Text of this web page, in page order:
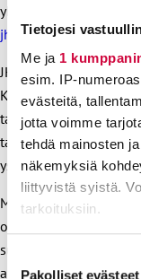
Tietojesi
Me ja 1
esim. IP-
evästeitä,
jotta voimme
tehdä mainosten
näkemyksiä
liittyvistä syistä.
tarkoituksiin.
voit määrittää
Pakolliset evästeet
yhdistysten käyttöön
jhl.fi/tyosuojeluvaalit.
JHL huolehtii myös
Kouluttautuminen ei
tarvitse osata
tarjolla laaja kattaus
ystäviä muista
Mutta ennen
onnistuttava
suunnitelmallinen työ
aloitettava nyt. JHL:n